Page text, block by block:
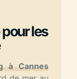
les
à Cannes